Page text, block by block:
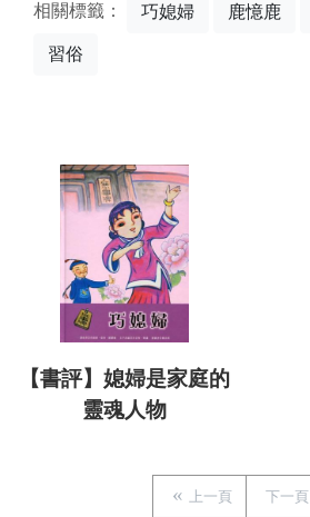
相關標籤： 巧媳婦 鹿憶鹿
習俗
【書評】媳婦是家庭的
靈魂人物
上一頁 下一頁